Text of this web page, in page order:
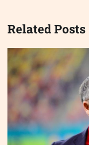
Related Posts